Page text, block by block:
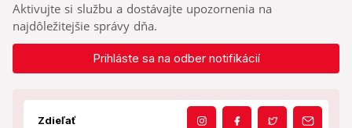
Aktivujte si službu a dostávajte upozornenia na
najdôležitejšie správy dňa.
Prihláste sa na odber notifikácií
Zdieľať